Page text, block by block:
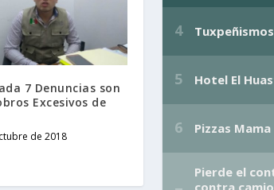
7 Denuncias son
Excesivos de
de 2018